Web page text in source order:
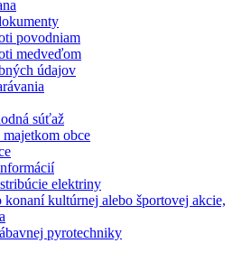
povodniam
medveďom
údajov
súťaž
obce
elektriny
konaní kultúrnej alebo športovej akcie,
pyrotechniky